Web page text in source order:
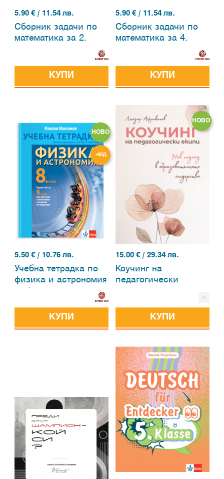
5.90 € / 11.54 лв.
Сборник задачи по
математика за 2.
КУПИ
5.90€ / 11.54 лв.
Сборник задачи по
математика за 4.
КУПИ
НОВО
+КОД
5.50 € / 10.76 лв.
Учебна тетрадка по
физика и астрономия
КУПИ
НОВО
15.00€ / 29.34 лв.
Коучинг на
педагогически
КУПИ